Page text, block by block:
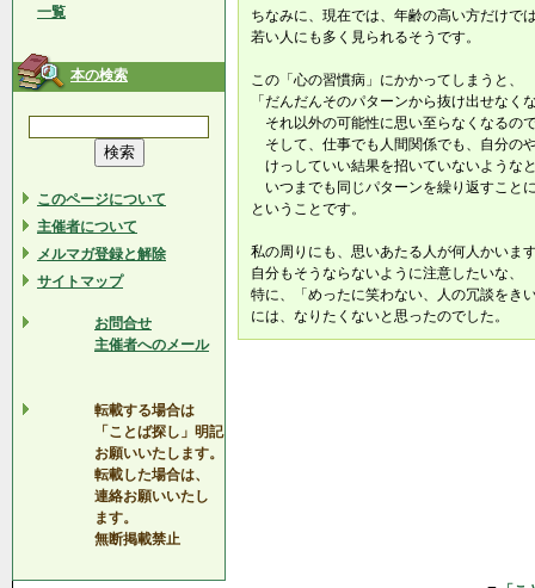
一覧
本の検索
このページについて
主催者について
メルマガ登録と解除
サイトマップ
お問合せ
主催者へのメール
転載する場合は
「ことば探し」明記
お願いいたします。
転載した場合は、
連絡お願いいたし
ます。
無断掲載禁止
ちなみに、現在では、年齢の高い方だけで
若い人にも多く見られるそうです。
この「心の習慣病」にかかってしまうと、
「だんだんそのパターンから抜け出せなく
それ以外の可能性に思い至らなくなるの
そして、仕事でも人間関係でも、自分の
けっしていい結果を招いていないような
いつまでも同じパターンを繰り返すこと
ということです。
私の周りにも、思いあたる人が何人かいま
自分もそうならないように注意したいな、
特に、「めったに笑わない、人の冗談をき
には、なりたくないと思ったのでした。